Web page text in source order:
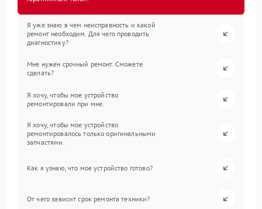
Я уже знаю в чем неисправность и какой
ремонт необходим. Для чего проводить
диагностику?
Мне нужен срочный ремонт. Сможете
сделать?
Я хочу, чтобы мое устройство
ремонтировали при мне.
Я хочу, чтобы мое устройство
ремонтировалось только оригинальными
запчастями.
Как я узнаю, что мое устройство готово?
От чего зависит срок ремонта техники?